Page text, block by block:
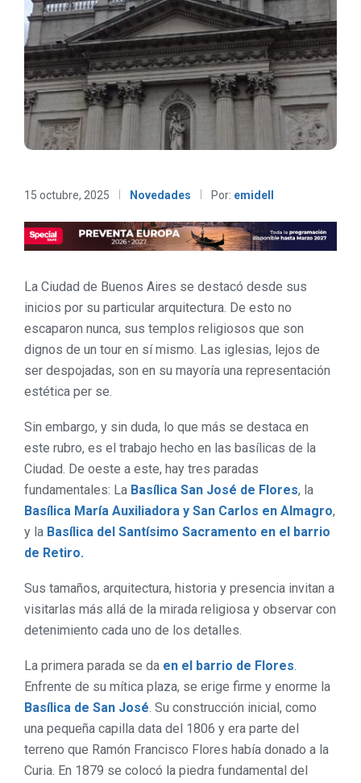
15 octubre, 2025 Novedades Por: emidell
La Ciudad de Buenos Aires se destacó desde sus
inicios por su particular arquitectura. De esto no
escaparon nunca, sus templos religiosos que son
dignos de un tour en sí mismo. Las iglesias, lejos de
ser despojadas, son en su mayoría una representación
estética per se.
Sin embargo, y sin duda, lo que más se destaca en
este rubro, es el trabajo hecho en las basílicas de la
Ciudad. De oeste a este, hay tres paradas
fundamentales: La Basílica San José de Flores, la
Basílica María Auxiliadora y San Carlos en Almagro,
y la Basílica del Santísimo Sacramento en el barrio
de Retiro.
Sus tamaños, arquitectura, historia y presencia invitan a
visitarlas más allá de la mirada religiosa y observar con
detenimiento cada uno de los detalles.
La primera parada se da en el barrio de Flores.
Enfrente de su mítica plaza, se erige firme y enorme la
Basílica de San José. Su construcción inicial, como
una pequeña capilla data del 1806 y era parte del
terreno que Ramón Francisco Flores había donado a la
Curia. En 1879 se colocó la piedra fundamental del